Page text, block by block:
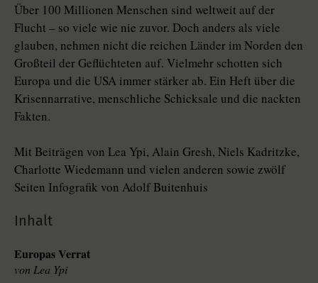
Über 100 Millionen Menschen sind weltweit auf der
Flucht – so viele wie nie zuvor. Doch anders als viele
glauben, nehmen nicht die reichen Länder im Norden den
Großteil der Geflüchteten auf. Vielmehr schotten sich
Europa und die USA immer stärker ab. Ein Heft über die
Krisennarrative, menschliche Schicksale und die nackten
Fakten.
Mit Beiträgen von Lea Ypi, Alain Gresh, Niels Kadritzke,
Charlotte Wiedemann und vielen anderen sowie zwölf
Seiten Infografik von Adolf Buitenhuis
Inhalt
Europas Verrat
Lea Ypi